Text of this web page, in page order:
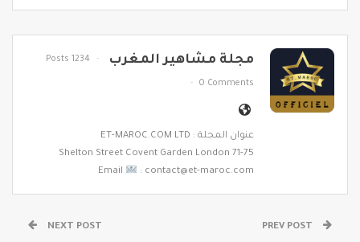
مجلة مشاهير المغرب 1234 Posts
0 Comments
عنوان المجلة : ET-MAROC.COM LTD
71-75 Shelton Street Covent Garden London
Email
: contact@et-maroc.com
NEXT POST